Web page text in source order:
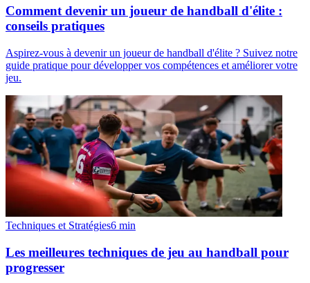
Comment devenir un joueur de handball d'élite :
conseils pratiques
Aspirez-vous à devenir un joueur de handball d'élite ? Suivez notre
guide pratique pour développer vos compétences et améliorer votre
jeu.
Techniques et Stratégies6 min
Les meilleures techniques de jeu au handball pour
progresser